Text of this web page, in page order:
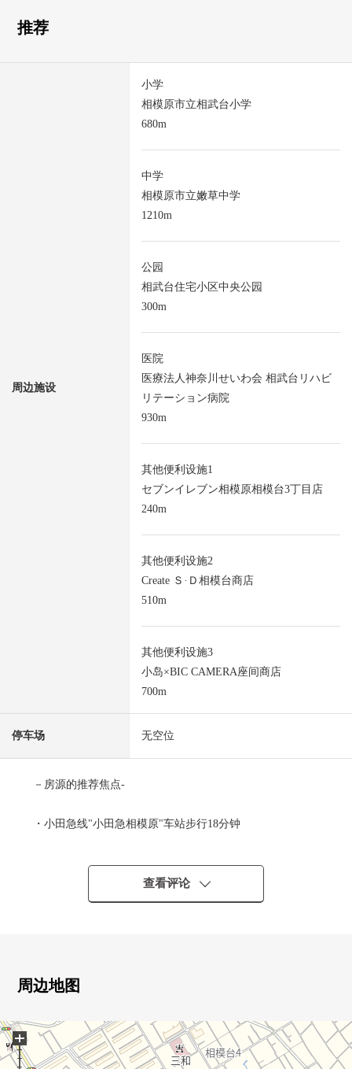
推荐
周边施设
小学
相模原市立相武台小学
680m
中学
相模原市立嫩草中学
1210m
公园
相武台住宅小区中央公园
300m
医院
医療法人神奈川せいわ会 相武台リハビ
リテーション病院
930m
其他便利设施1
セブンイレブン相模原相模台3丁目店
240m
其他便利设施2
Create Ｓ·Ｄ相模台商店
510m
其他便利设施3
小岛×BIC CAMERA座间商店
700m
停车场 无空位
－房源的推荐焦点-
・小田急线"小田急相模原"车站步行18分钟
・阳光关于朝南的3楼部分良好
・超市，便利店等的购物设施是步行6分钟的范围以内
・到小学步行9分钟(约680m)
━━━━━━━━━━━━━━━・・・・・
・在bono相模大野里有[时代相模原市营相模大野站西侧
停车场]还是
・沿着行幸路有[时代相模原市营相模大野立体停车
查看评论
周边地图
+